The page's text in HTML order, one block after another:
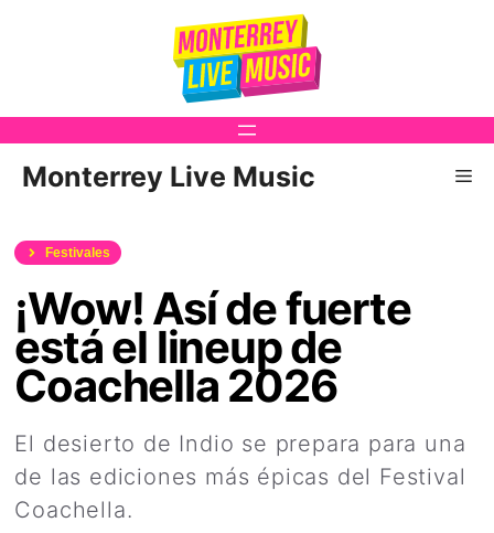
Monterrey Live Music
Festivales
¡Wow! Así de fuerte
está el lineup de
Coachella 2026
El desierto de Indio se prepara para una
de las ediciones más épicas del Festival
Coachella.